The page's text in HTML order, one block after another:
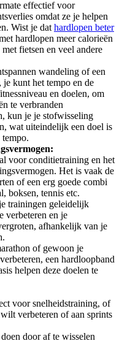
effectief voor
omdat ze je helpen
Wist je dat hardlopen beter
hardlopen meer calorieën
fietsen en veel andere
wandeling of een
je kunt het tempo en de
en doelen, om
te verbranden
kun je je stofwisseling
wat uiteindelijk een doel is
voor conditietraining en het
Het is vaak de
of een erg goede combi
boksen, tennis etc.
trainingen geleidelijk
verbeteren en je
afhankelijk van je
of gewoon je
een hardloopband
helpen deze doelen te
voor snelheidstraining, of
verbeteren of aan sprints
door af te wisselen